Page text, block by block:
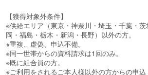
【獲得対象外条件】
※供給エリア（東京・神奈川・埼玉・千葉・
岡・福島・栃木・新潟・長野）以外の方。
※重複、虚偽、申込不備。
※同一世帯からの資料請求は1回のみ。
※既に組合員の方。
※ご利用をされるご本人様以外の方からの申込